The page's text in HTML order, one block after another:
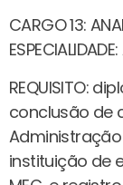
CARGO 13:
REQUISITO:
conclusão de
instituição de